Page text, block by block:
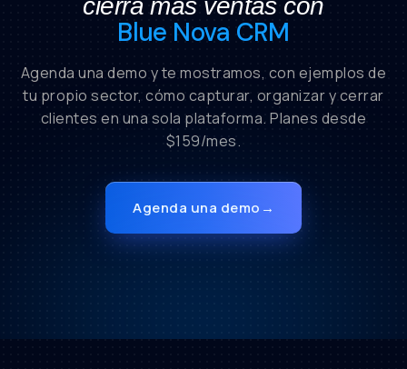
cierra más ventas con
Blue Nova CRM
Agenda una demo y te mostramos, con ejemplos de
tu propio sector, cómo capturar, organizar y cerrar
clientes en una sola plataforma. Planes desde
$159/mes.
Agenda una demo →